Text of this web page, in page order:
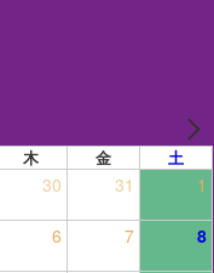
木 金 土
30 31 1
6 7 8